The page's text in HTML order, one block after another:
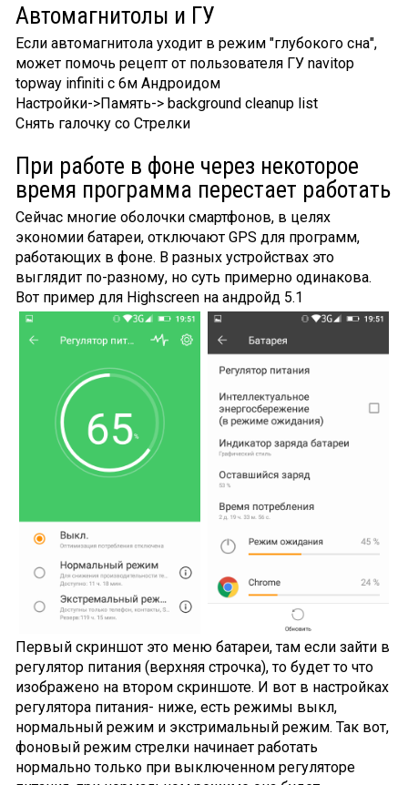
Автомагнитолы и ГУ
Если автомагнитола уходит в режим "глубокого сна",
может помочь рецепт от пользователя ГУ navitop
topway infiniti с 6м Андроидом
Настройки->Память-> background cleanup list
Снять галочку со Стрелки
При работе в фоне через некоторое
время программа перестает работать
Сейчас многие оболочки смартфонов, в целях
экономии батареи, отключают GPS для программ,
работающих в фоне. В разных устройствах это
выглядит по-разному, но суть примерно одинакова.
Вот пример для Highscreen на андройд 5.1
Первый скриншот это меню батареи, там если зайти в
регулятор питания (верхняя строчка), то будет то что
изображено на втором скриншоте. И вот в настройках
регулятора питания- ниже, есть режимы выкл,
нормальный режим и экстримальный режим. Так вот,
фоновый режим стрелки начинает работать
нормально только при выключенном регуляторе